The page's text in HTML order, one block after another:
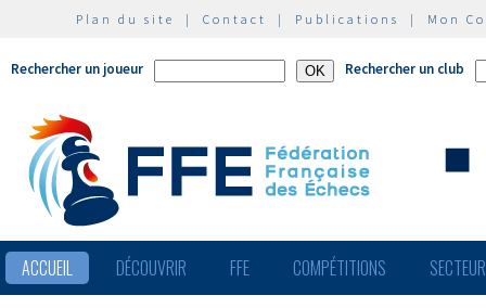
Plan du site | Contact | Publications | Mon
Rechercher un joueur Rechercher un club
ACCUEIL DÉCOUVRIR FFE COMPÉTITIONS